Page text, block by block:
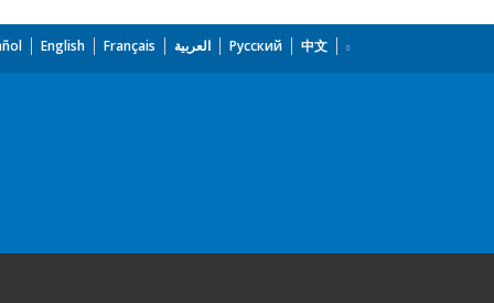
English Français العربية Русский 中文